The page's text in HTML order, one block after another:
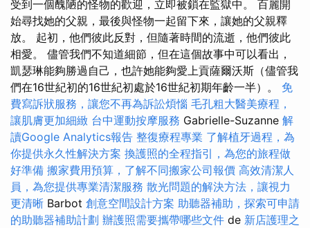
受到一個醜陋的怪物的歡迎，立即被鎖在監獄中。 百麗開
始尋找她的父親，最後與怪物一起留下來，讓她的父親釋
放。 起初，他們彼此反對，但隨著時間的流逝，他們彼此
相愛。 儘管我們不知道細節，但在這個故事中可以看出，
凱瑟琳能夠勝過自己，也許她能夠愛上貢薩爾沃斯（儘管我
們在16世紀初的16世紀初處於16世紀初期年齡一半）。 免
費寫訴狀服務，讓您不再為訴訟煩惱 毛孔粗大醫美療程，
讓肌膚更加細緻 台中運動按摩服務 Gabrielle-Suzanne 解
讀Google Analytics報告 整復療程專業 了解植牙過程，為
你提供永久性解決方案 換護照的全程指引，為您的旅程做
好準備 搬家費用預算，了解不同搬家公司報價 高效清潔人
員，為您提供專業清潔服務 散光問題的解決方法，讓視力
更清晰 Barbot 創意空間設計方案 助聽器補助，探索可申請
的助聽器補助計劃 辦護照需要攜帶哪些文件 de 新店護理之